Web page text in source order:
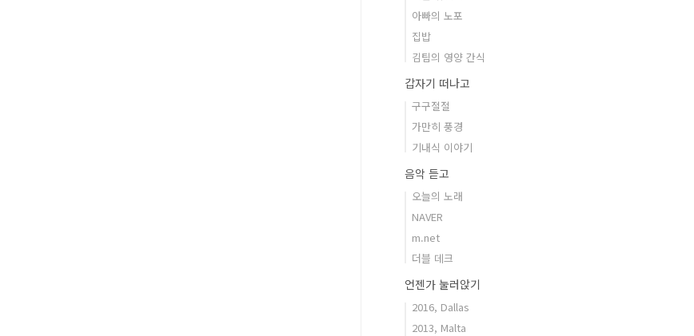
아빠의 노포
집밥
김팀의 영양 간식
갑자기 떠나고
구구절절
가만히 풍경
기내식 이야기
음악 듣고
오늘의 노래
NAVER
m.net
더블 데크
언젠가 눌러앉기
2016, Dallas
2013, Malta